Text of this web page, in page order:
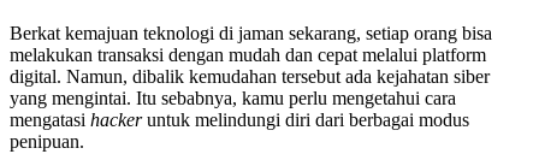
Berkat kemajuan teknologi di jaman sekarang, setiap orang bisa
melakukan transaksi dengan mudah dan cepat melalui platform
digital. Namun, dibalik kemudahan tersebut ada kejahatan siber
yang mengintai. Itu sebabnya, kamu perlu mengetahui cara
mengatasi hackeruntuk melindungi diri dari berbagai modus
penipuan.